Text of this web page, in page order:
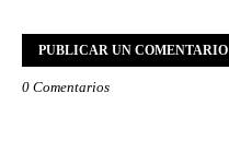
PUBLICAR UN COMENTARIO
0 Comentarios